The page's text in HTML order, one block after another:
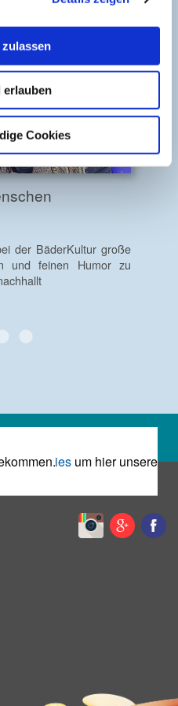
erlauben
Cookies
der BäderKultur große
und feinen Humor zu
Cookies
bekommen.